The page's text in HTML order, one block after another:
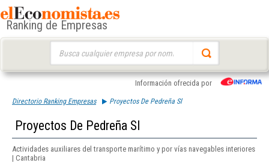
Ranking de Empresas
Información ofrecida por
Directorio Ranking Empresas Proyectos De Pedreña Sl
Proyectos De Pedreña Sl
Actividades auxiliares del transporte marítimo y por vías navegables interiores
| Cantabria